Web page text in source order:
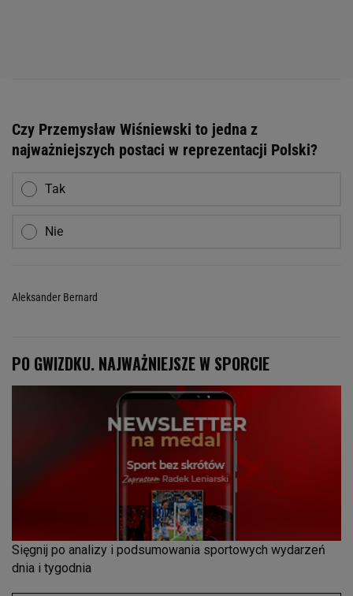
Czy Przemysław Wiśniewski to jedna z
najważniejszych postaci w reprezentacji Polski?
Tak
Nie
Aleksander Bernard